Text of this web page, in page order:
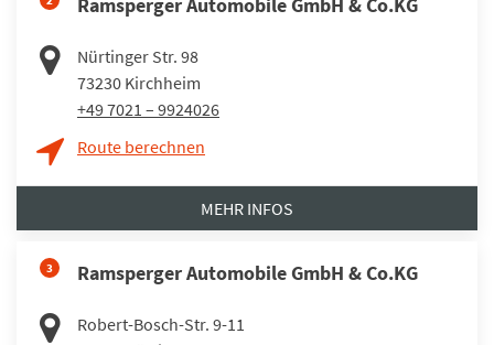
Ramsperger Automobile GmbH & Co.KG
Nürtinger Str. 98
73230 Kirchheim
+49 7021 – 9924026
Route berechnen
MEHR INFOS
3 Ramsperger Automobile GmbH & Co.KG
Robert-Bosch-Str. 9-11